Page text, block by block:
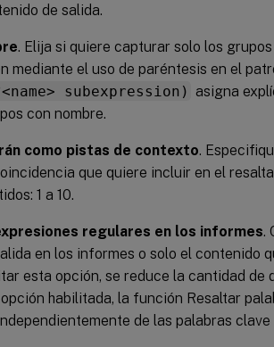
de salida.
. Elija si quiere capturar solo los
mediante el uso de paréntesis en el
subexpression) asigna
con nombre.
como pistas de contexto.
que quiere incluir en el
1 a 10.
regulares en los informes.
en los informes o solo el contenido
esta opción, se reduce la cantidad de
habilitada, la función Resaltar
de las palabras clave